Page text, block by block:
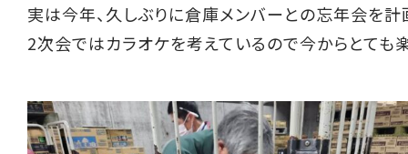
実は今年、久しぶりに倉庫メンバーとの忘年会を計
2次会ではカラオケを考えているので今からとても